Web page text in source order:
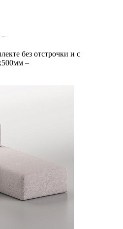
–
без отстрочки и с
–